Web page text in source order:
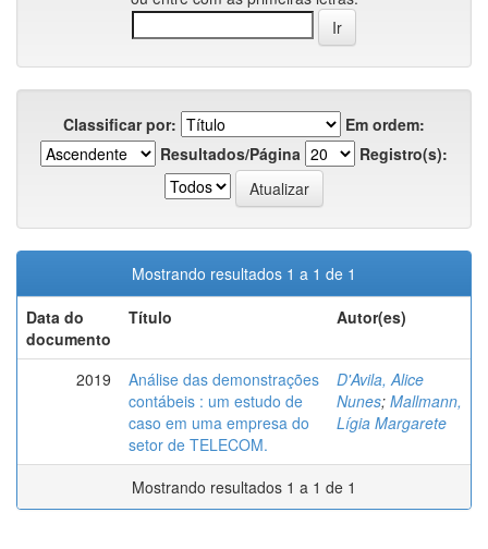
Classificar por:
Em ordem:
Resultados/Página
Registro(s):
Mostrando resultados 1 a 1 de 1
Data do
documento
Título Autor(es)
2019
Análise das demonstrações
contábeis : um estudo de
caso em uma empresa do
setor de TELECOM.
D'Avila, Alice
Nunes; Mallmann,
Lígia Margarete
Mostrando resultados 1 a 1 de 1